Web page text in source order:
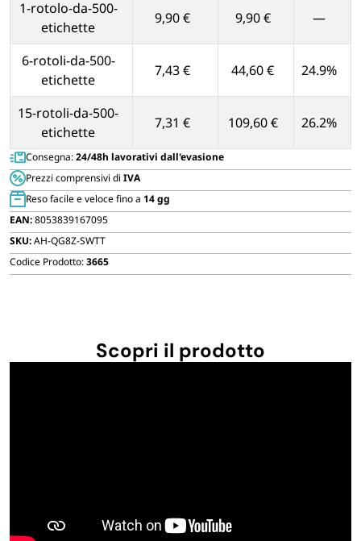
1-rotolo-da-500-
etichette
9,90 € 9,90 € —
6-rotoli-da-500-
etichette
7,43 € 44,60 € 24.9%
15-rotoli-da-500-
etichette
7,31 € 109,60 € 26.2%
Consegna:24/48h lavorativi dall'evasione
Prezzi comprensivi di IVA
Reso facile e veloce fino a 14 gg
EAN:8053839167095
SKU:AH-QG8Z-SWTT
Codice Prodotto:3665
Scopri il prodotto